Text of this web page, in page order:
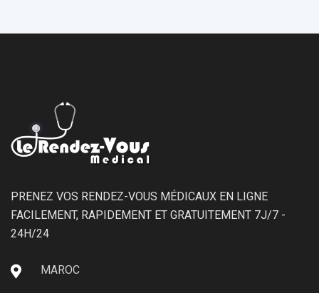
PRENEZ VOS RENDEZ-VOUS MÉDICAUX EN LIGNE
FACILEMENT, RAPIDEMENT ET GRATUITEMENT 7J/7 -
24H/24
MAROC